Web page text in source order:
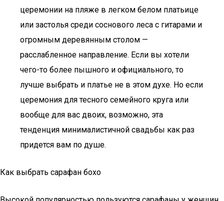
церемонии на пляже в легком белом платьице
или застолья среди соснового леса с гитарами и
огромным деревянным столом —
расслабленное направление. Если вы хотели
чего-то более пышного и официального, то
лучше выбрать и платье не в этом духе. Но если
церемония для тесного семейного круга или
вообще для вас двоих, возможно, эта
тенденция минималистичной свадьбы как раз
придется вам по душе.
Как выбрать сарафан бохо